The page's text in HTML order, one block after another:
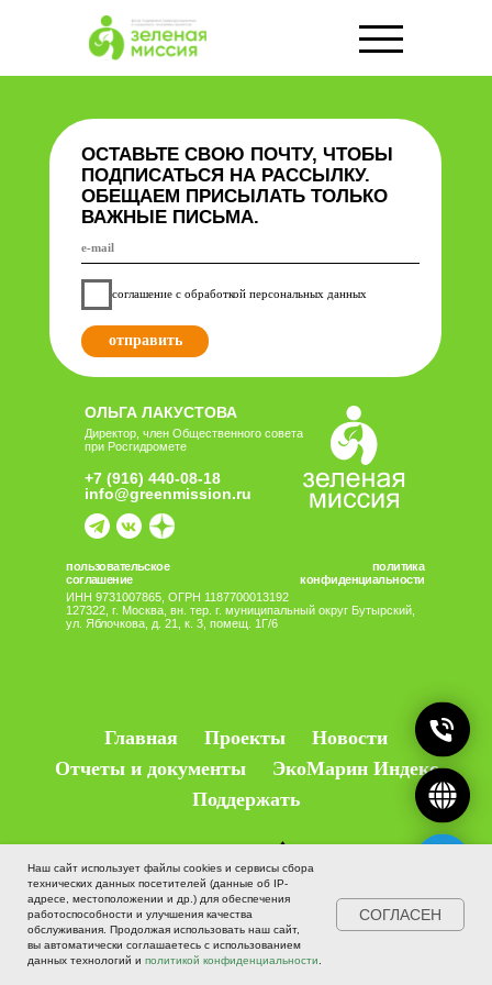
Директор, член Общественного совета
127322, г. Москва, вн. тер. г. муниципальный округ Бутырский,
ул. Яблочкова, д. 21, к. 3, помещ. 1Г/6
info@greenmission.ru
ОЛЬГА ЛАКУСТОВА
конфиденциальности
соглашение
ПОДПИСАТЬСЯ НА РАССЫЛКУ.
ОБЕЩАЕМ ПРИСЫЛАТЬ ТОЛЬКО
ВАЖНЫЕ ПИСЬМА.
соглашение с обработкой персональных данных
отправить
+7 (916) 440-08-18
Главная Проекты
Новости
Отчеты и документы
ЭкоМарин Индекс
Поддержать
Наверх
Наш сайт использует файлы cookies и сервисы сбора
технических данных посетителей (данные об IP-
адресе, местоположении и др.) для обеспечения
работоспособности и улучшения качества
обслуживания. Продолжая использовать наш сайт,
вы автоматически соглашаетесь с использованием
данных технологий и политикой конфиденциальности
СОГЛАСЕН